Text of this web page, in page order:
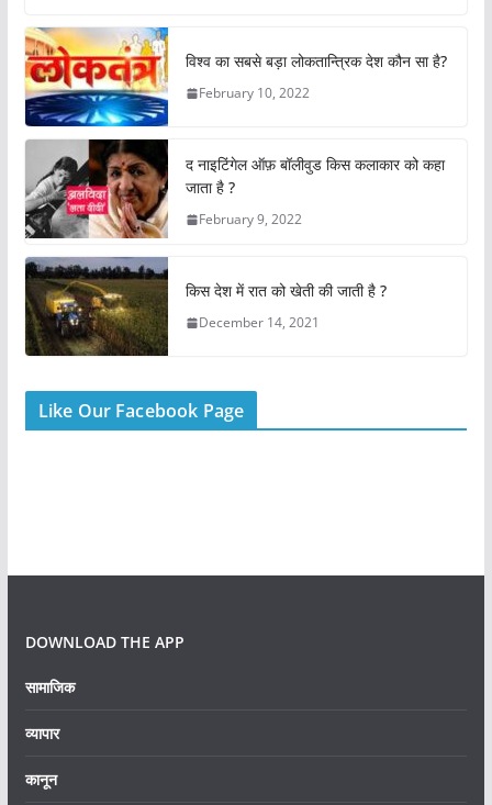
c
e
b
o
o
k
at
s
A
p
p
er e
st
l e
विश्व का सबसे बड़ा लोकतान्त्रिक देश कौन सा है?
February 10, 2022
द नाइटिंगेल ऑफ़ बॉलीवुड किस कलाकार को कहा
जाता है ?
February 9, 2022
किस देश में रात को खेती की जाती है ?
December 14, 2021
Like Our Facebook Page
DOWNLOAD THE APP
सामाजिक
व्यापार
कानून